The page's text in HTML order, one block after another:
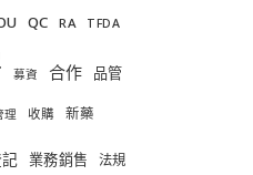
QC RA TFDA
募資 合作 品管
理 收購 新藥
業務銷售 法規